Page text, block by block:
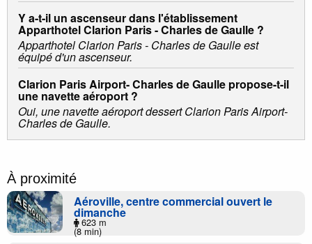
Y a-t-il un ascenseur dans l'établissement
Apparthotel Clarion Paris - Charles de Gaulle ?
Apparthotel Clarion Paris - Charles de Gaulle est
équipé d'un ascenseur.
Clarion Paris Airport- Charles de Gaulle propose-t-il
une navette aéroport ?
Oui, une navette aéroport dessert Clarion Paris Airport-
Charles de Gaulle.
À proximité
Aéroville, centre commercial ouvert le
dimanche
623 m
(8 min)